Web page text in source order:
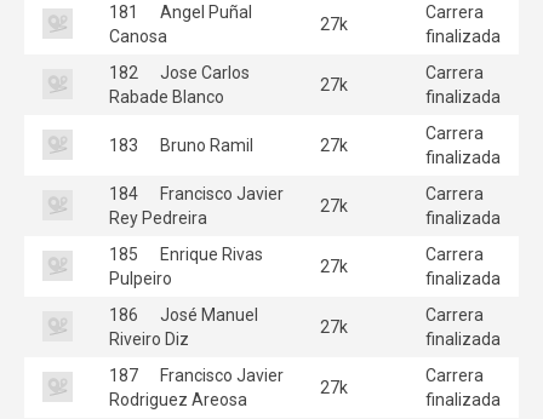
181
Angel Puñal
Canosa
27k
Carrera
finalizada
182
Jose Carlos
Rabade Blanco
27k
Carrera
finalizada
183 Bruno Ramil 27k
Carrera
finalizada
184
Francisco Javier
Rey Pedreira
27k
Carrera
finalizada
185
Enrique Rivas
Pulpeiro
27k
Carrera
finalizada
186
José Manuel
Riveiro Diz
27k
Carrera
finalizada
187
Francisco Javier
Rodriguez Areosa
27k
Carrera
finalizada